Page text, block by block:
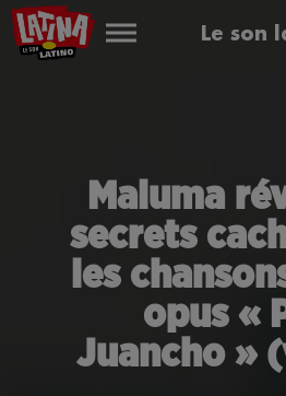
Le son
Maluma
secrets
les
opus «
Juancho »